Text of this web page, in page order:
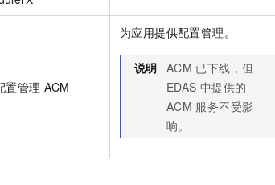
置管理 ACM
为应用提供配置管理。
说明 ACM 已下线，但
EDAS 中提供的
ACM 服务不受影
响。